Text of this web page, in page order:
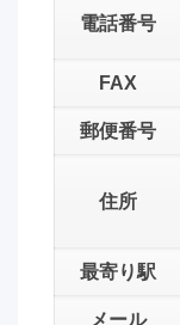
電話番号
FAX
郵便番号
住所
最寄り駅
メール